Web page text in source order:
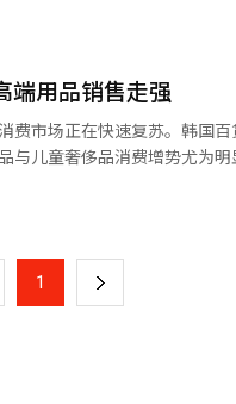
5个月保持两位数增长。 今年5月韩国总
万人。 国家数据处相关负责人分析认为，今年
增加约3天，加之高龄群体
计10.3299万对，同比增长
端用品销售走强
费市场正在快速复苏。韩国
与儿童奢侈品消费增势尤为
国流通业25日消息，今年第一季度韩国主要
其中儿童奢侈品销售额同比
，今年3月韩国线上婴幼儿及
1 下